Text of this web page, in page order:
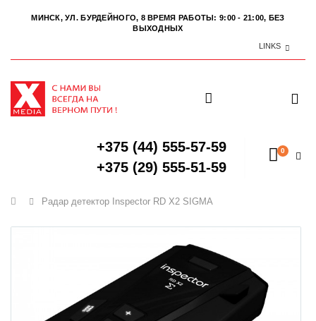
МИНСК, УЛ. БУРДЕЙНОГО, 8 ВРЕМЯ РАБОТЫ: 9:00 - 21:00, БЕЗ
ВЫХОДНЫХ
LINKS
+375 (44) 555-57-59
+375 (29) 555-51-59
0
Главная
Радар детектор Inspector RD X2 SIGMA